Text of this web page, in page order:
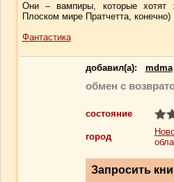
Они – вампиры, которые хотят
Плоском мире Пратчетта, конечно)
Фантастика
добавил(a): mdma
обмен с
состояние
город